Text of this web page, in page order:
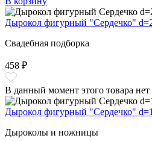
Дырокол фигурный "Сердечко"
Свадебная подборка
458 ₽
В данный момент этого товара
Дырокол фигурный "Сердечко"
Дыроколы и ножницы